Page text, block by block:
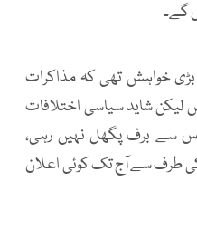
گے۔
بڑی خواہش تھی کہ مذاکرات
لیکن شاید سیاسی اختلافات
سے برف پگھل نہیں رہی،
طرف سے آج تک کوئی اعلان